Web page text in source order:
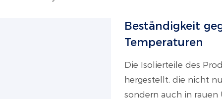
Beständigkeit
Temperaturen
Die Isolierteile des
hergestellt, die nicht
sondern auch in rauen